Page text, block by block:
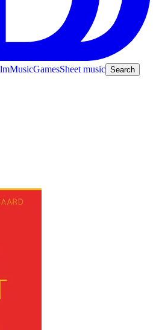
MusicGamesSheet music Search